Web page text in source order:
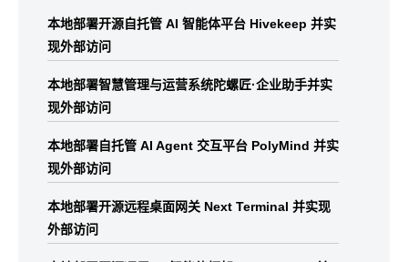
本地部署开源自托管 AI 智能体平台 Hivekeep 并实
现外部访问
本地部署智慧管理与运营系统陀螺匠·企业助手并实
现外部访问
本地部署自托管 AI Agent 交互平台 PolyMind 并实
现外部访问
本地部署开源远程桌面网关 Next Terminal 并实现
外部访问